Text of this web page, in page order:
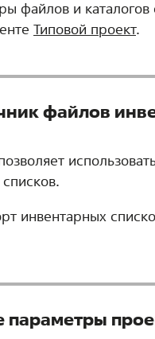
файлов и
Типовой проект.
файлов
инвентарных